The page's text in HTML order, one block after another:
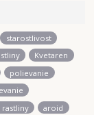
starostlivost
Kvetaren
polievanie
aroid